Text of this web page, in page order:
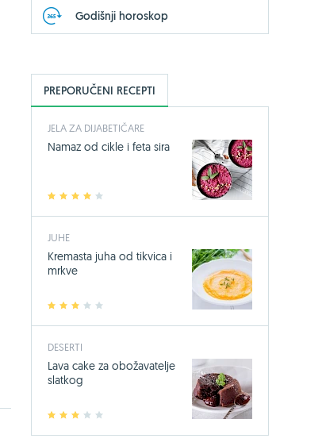
Godišnji horoskop
PREPORUČENI RECEPTI
JELA ZA DIJABETIČARE
2 3 4
Namaz od cikle i feta sira
JUHE
2 3 4
Kremasta juha od tikvica i
mrkve
DESERTI
2 3 4
Lava cake za obožavatelje
slatkog